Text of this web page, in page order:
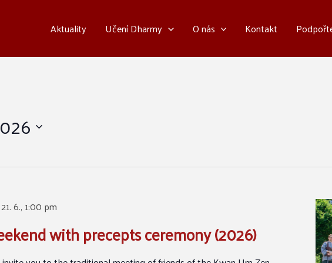
Aktuality Učení Dharmy O nás Kontakt
21. 6., 1:00 pm
with precepts ceremony (2026)